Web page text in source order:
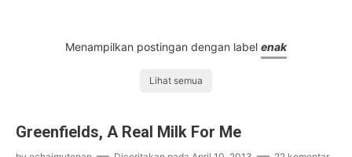
Menampilkan postingan dengan label enak
Lihat semua
Greenfields, A Real Milk For Me